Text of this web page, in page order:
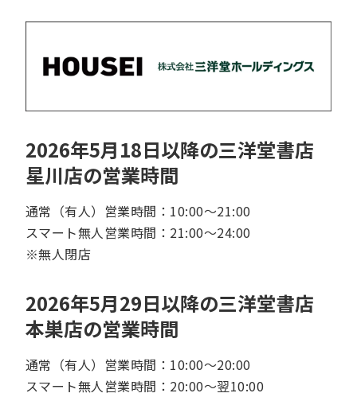
2026年5月18日以降の三洋堂書店
星川店の営業時間
通常（有人）営業時間：10:00～21:00
スマート無人営業時間：21:00～24:00
※無人閉店
2026年5月29日以降の三洋堂書店
本巣店の営業時間
通常（有人）営業時間：10:00～20:00
スマート無人営業時間：20:00～翌10:00